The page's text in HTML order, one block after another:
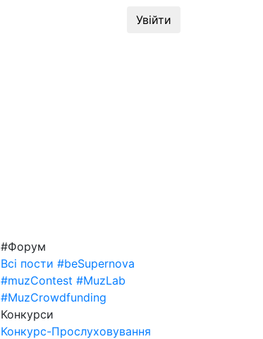
Увійти
#Форум
Всі пости #beSupernova
#muzContest #MuzLab
#MuzCrowdfunding
Конкурси
Конкурс-Прослуховування